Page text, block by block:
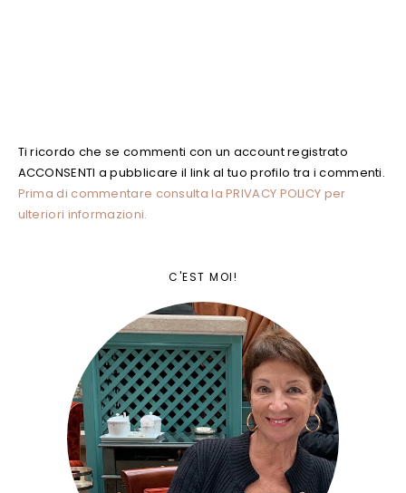
Ti ricordo che se commenti con un account registrato
ACCONSENTI a pubblicare il link al tuo profilo tra i commenti.
Prima di commentare consulta la PRIVACY POLICY per
ulteriori informazioni.
C'EST MOI!